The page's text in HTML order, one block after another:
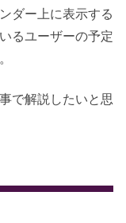
ダー上に表示する
るユーザーの予定
で解説したいと思